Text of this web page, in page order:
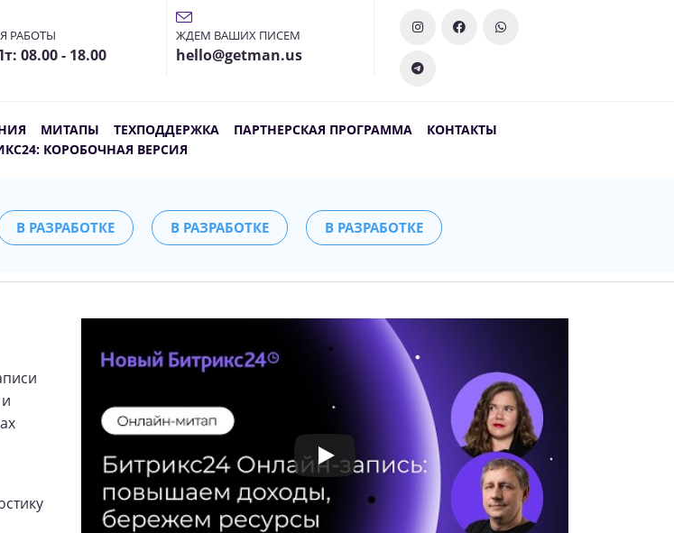
РАБОТЫ
08.00 - 18.00
ЖДЕМ ВАШИХ ПИСЕМ
hello@getman.us
МИТАПЫ ТЕХПОДДЕРЖКА ПАРТНЕРСКАЯ ПРОГРАММА
КОНТАКТЫ
КОРОБОЧНАЯ ВЕРСИЯ
В РАЗРАБОТКЕ В РАЗРАБОТКЕ В РАЗРАБОТКЕ